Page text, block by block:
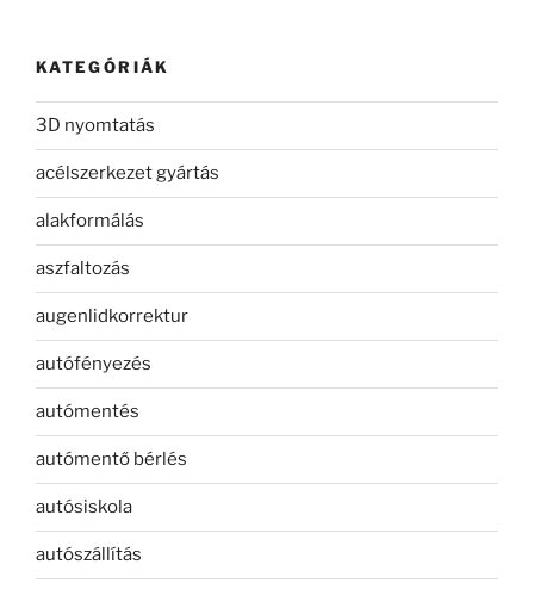
KATEGÓRIÁK
3D nyomtatás
acélszerkezet gyártás
alakformálás
aszfaltozás
augenlidkorrektur
autófényezés
autómentés
autómentő bérlés
autósiskola
autószállítás